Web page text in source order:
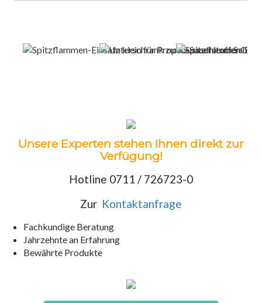
Unsere Experten stehen Ihnen direkt zur
Verfügung!
Hotline 0711 / 726723-0
Zur Kontaktanfrage
Fachkundige Beratung
Jahrzehnte an Erfahrung
Bewährte Produkte